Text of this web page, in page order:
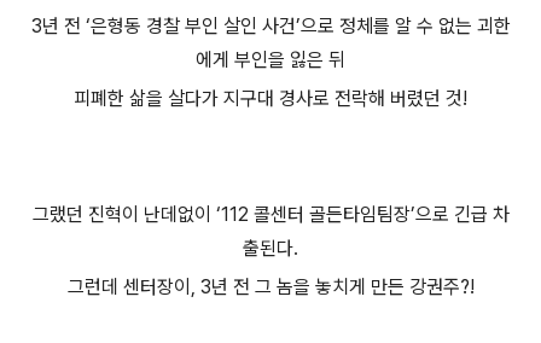
3년 전 ‘은형동 경찰 부인 살인 사건’으로 정체를 알 수 없는 괴한
에게 부인을 잃은 뒤
피폐한 삶을 살다가 지구대 경사로 전락해 버렸던 것!
그랬던 진혁이 난데없이 ‘112 콜센터 골든타임팀장’으로 긴급 차
출된다.
그런데 센터장이, 3년 전 그 놈을 놓치게 만든 강권주?!